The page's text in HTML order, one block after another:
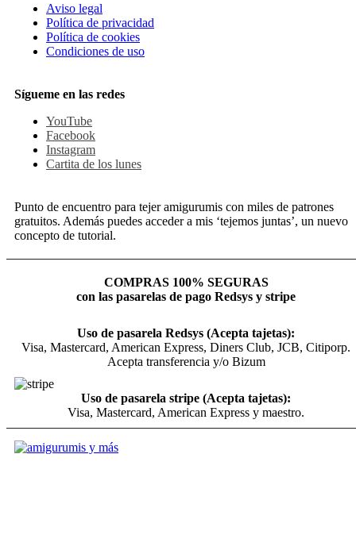
Aviso legal
Política de privacidad
Política de cookies
Condiciones de uso
Sígueme en las redes
YouTube
Facebook
Instagram
Cartita de los lunes
Punto de encuentro para tejer amigurumis con miles de patrones
gratuitos. Además puedes acceder a mis ‘tejemos juntas’, un nuevo
concepto de tutorial.
COMPRAS 100% SEGURAS
con las pasarelas de pago Redsys y stripe
Uso de pasarela Redsys (Acepta tajetas):
Visa, Mastercard, American Express, Diners Club, JCB, Citiporp.
Acepta transferencia y/o Bizum
Uso de pasarela stripe (Acepta tajetas):
Visa, Mastercard, American Express y maestro.